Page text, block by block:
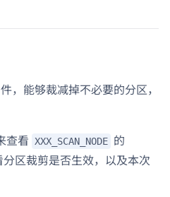
，能够裁减掉不必要的分区，
查看 XXX_SCAN_NODE 的
区裁剪是否生效，以及本次